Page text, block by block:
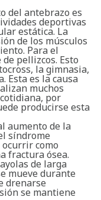
del antebrazo es
deportivas
estática. La
de los músculos
Para el
pellizcos. Esto
la gimnasia,
Esta es la causa
muchos
por
producirse esta
aumento de la
síndrome
como
fractura ósea.
de larga
mueve durante
drenarse
se mantiene